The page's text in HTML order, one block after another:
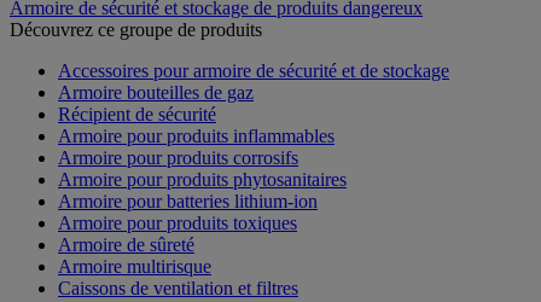
Armoire de sécurité et stockage de produits dangereux
Découvrez ce groupe de produits
Accessoires pour armoire de sécurité et de stockage
Armoire bouteilles de gaz
Récipient de sécurité
Armoire pour produits inflammables
Armoire pour produits corrosifs
Armoire pour produits phytosanitaires
Armoire pour batteries lithium-ion
Armoire pour produits toxiques
Armoire de sûreté
Armoire multirisque
Caissons de ventilation et filtres